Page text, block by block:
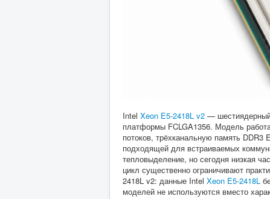
Intel Xeon E5-2418L v2 —
платформы FCLGA1356. Модель
потоков, трёхканальную память
подходящей для встраиваемых
тепловыделение, но сегодня низкая
цикл существенно ограничивают
2418L v2: данные Intel Xeon E5-2418L
моделей не используются вместо